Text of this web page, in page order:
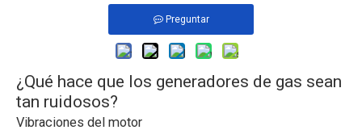
Preguntar
¿Qué hace que los generadores de gas sean
tan ruidosos?
Vibraciones del motor